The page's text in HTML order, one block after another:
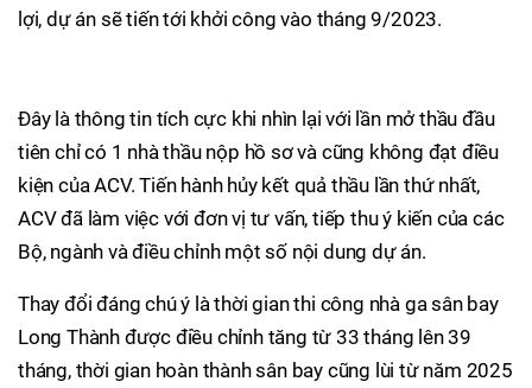
lợi, dự án sẽ tiến tới khởi công vào tháng 9/2023.
Đây là thông tin tích cực khi nhìn lại với lần mở thầu đầu
tiên chỉ có 1 nhà thầu nộp hồ sơ và cũng không đạt điều
kiện của ACV. Tiến hành hủy kết quả thầu lần thứ nhất,
ACV đã làm việc với đơn vị tư vấn, tiếp thu ý kiến của các
Bộ, ngành và điều chỉnh một số nội dung dự án.
Thay đổi đáng chú ý là thời gian thi công nhà ga sân bay
Long Thành được điều chỉnh tăng từ 33 tháng lên 39
tháng, thời gian hoàn thành sân bay cũng lùi từ năm 2025